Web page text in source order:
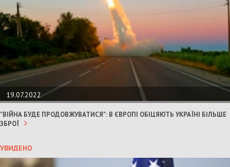
19.07.2022
"ВІЙНА БУДЕ ПРОДОВЖУВАТИСЯ": В ЄВРОПІ ОБІЦЯЮТЬ УКРАЇНІ БІЛЬШЕ
ЗБРОЇ
УВИДЕНО